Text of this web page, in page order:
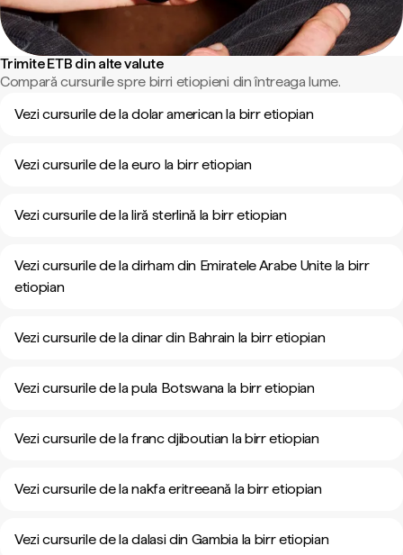
Trimite ETB din alte valute
Compară cursurile spre birri etiopieni din întreaga lume.
Vezi cursurile de la dolar american la birr etiopian
Vezi cursurile de la euro la birr etiopian
Vezi cursurile de la liră sterlină la birr etiopian
Vezi cursurile de la dirham din Emiratele Arabe Unite la birr
etiopian
Vezi cursurile de la dinar din Bahrain la birr etiopian
Vezi cursurile de la pula Botswana la birr etiopian
Vezi cursurile de la franc djiboutian la birr etiopian
Vezi cursurile de la nakfa eritreeană la birr etiopian
Vezi cursurile de la dalasi din Gambia la birr etiopian